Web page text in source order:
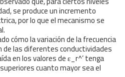
se produce un incremento
por lo que el mecanismo se
cómo la variación de la frecuencia
de las diferentes conductividades
en los valores de ε_r^’ tenga
cuanto mayor sea el